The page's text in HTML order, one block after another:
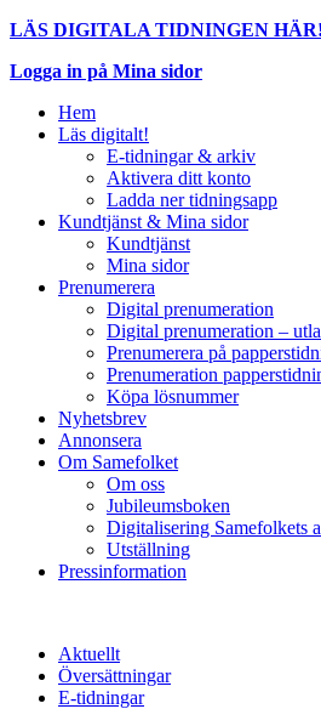
LÄS DIGITALA TIDNINGEN HÄR!
Logga in på Mina sidor
Hem
Läs digitalt!
E-tidningar & arkiv
Aktivera ditt konto
Ladda ner tidningsapp
Kundtjänst & Mina sidor
Kundtjänst
Mina sidor
Prenumerera
Digital prenumeration
Digital prenumeration –
Prenumerera på
Prenumeration
Köpa lösnummer
Nyhetsbrev
Annonsera
Om Samefolket
Om oss
Jubileumsboken
Digitalisering Samefolkets
Utställning
Pressinformation
Aktuellt
Översättningar
E-tidningar